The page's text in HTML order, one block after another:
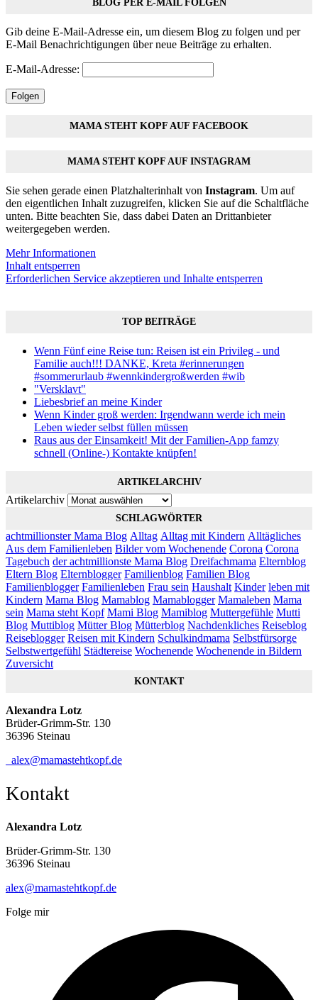
BLOG PER E-MAIL FOLGEN
Gib deine E-Mail-Adresse ein, um diesem Blog zu folgen und per
E-Mail Benachrichtigungen über neue Beiträge zu erhalten.
E-Mail-Adresse:
Folgen
MAMA STEHT KOPF AUF FACEBOOK
MAMA STEHT KOPF AUF INSTAGRAM
Sie sehen gerade einen Platzhalterinhalt von Instagram. Um auf
den eigentlichen Inhalt zuzugreifen, klicken Sie auf die Schaltfläche
unten. Bitte beachten Sie, dass dabei Daten an Drittanbieter
weitergegeben werden.
Mehr Informationen
Inhalt entsperren
Erforderlichen Service akzeptieren und Inhalte entsperren
TOP BEITRÄGE
Wenn Fünf eine Reise tun: Reisen ist ein Privileg - und
Familie auch!!! DANKE, Kreta #erinnerungen
#sommerurlaub #wennkindergroßwerden #wib
"Versklavt"
Liebesbrief an meine Kinder
Wenn Kinder groß werden: Irgendwann werde ich mein
Leben wieder selbst füllen müssen
Raus aus der Einsamkeit! Mit der Familien-App famzy
schnell (Online-) Kontakte knüpfen!
ARTIKELARCHIV
Artikelarchiv
SCHLAGWÖRTER
achtmillionster Mama Blog Alltag Alltag mit Kindern Alltägliches
Aus dem Familienleben Bilder vom Wochenende Corona Corona
Tagebuch der achtmillionste Mama Blog Dreifachmama Elternblog
Eltern Blog Elternblogger Familienblog Familien Blog
Familienblogger Familienleben Frau sein Haushalt Kinder leben mit
Kindern Mama Blog Mamablog Mamablogger Mamaleben Mama
sein Mama steht Kopf Mami Blog Mamiblog Muttergefühle Mutti
Blog Muttiblog Mütter Blog Mütterblog Nachdenkliches Reiseblog
Reiseblogger Reisen mit Kindern Schulkindmama Selbstfürsorge
Selbstwertgefühl Städtereise Wochenende Wochenende in Bildern
Zuversicht
KONTAKT
Alexandra Lotz
Brüder-Grimm-Str. 130
36396 Steinau
alex@mamastehtkopf.de
Kontakt
Alexandra Lotz
Brüder-Grimm-Str. 130
36396 Steinau
alex@mamastehtkopf.de
Folge mir